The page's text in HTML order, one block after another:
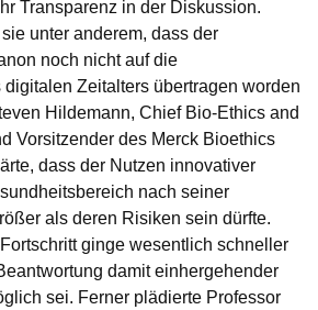
Transparenz in der Diskussion.
unter anderem, dass der
noch nicht auf die
Zeitalters übertragen worden
Hildemann, Chief Bio-Ethics and
Vorsitzender des Merck Bioethics
dass der Nutzen innovativer
nach seiner
als deren Risiken sein dürfte.
ginge wesentlich schneller
damit einhergehender
sei. Ferner plädierte Professor